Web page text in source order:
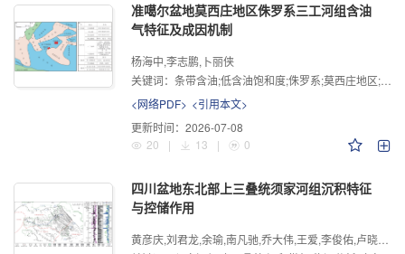
准噶尔盆地莫西庄地区侏罗系三工河组含油
气特征及成因机制
杨海中,李志鹏,卜丽侠
关键词： 条带含油;低含油饱和度;侏罗系;莫西庄地区;准噶尔盆地
<网络PDF> <引用本文>
更新时间： 2026-07-08
20
| 13 | 0
四川盆地东北部上三叠统须家河组沉积特征
与控储作用